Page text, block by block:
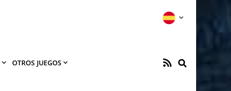
OTROS JUEGOS